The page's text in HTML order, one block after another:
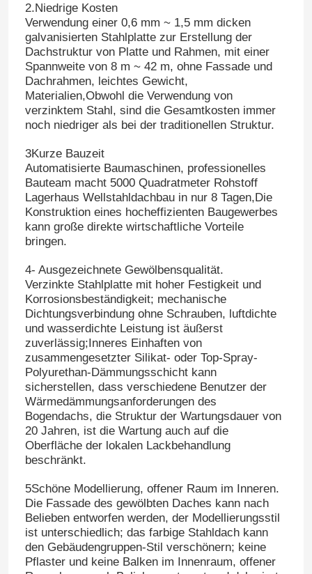
Zu Hause
Produkte
Über uns
2.Niedrige Kosten
Verwendung einer 0,6 mm ~ 1,5 mm dicken
galvanisierten Stahlplatte zur Erstellung der
Dachstruktur von Platte und Rahmen, mit einer
Spannweite von 8 m ~ 42 m, ohne Fassade und
Dachrahmen, leichtes Gewicht,
Materialien,Obwohl die Verwendung von
verzinktem Stahl, sind die Gesamtkosten immer
noch niedriger als bei der traditionellen Struktur.
3Kurze Bauzeit
Automatisierte Baumaschinen, professionelles
Bauteam macht 5000 Quadratmeter Rohstoff
Lagerhaus Wellstahldachbau in nur 8 Tagen,Die
Konstruktion eines hocheffizienten Baugewerbes
kann große direkte wirtschaftliche Vorteile
bringen.
4- Ausgezeichnete Gewölbensqualität.
Verzinkte Stahlplatte mit hoher Festigkeit und
Korrosionsbeständigkeit; mechanische
Dichtungsverbindung ohne Schrauben, luftdichte
und wasserdichte Leistung ist äußerst
zuverlässig;Inneres Einhaften von
zusammengesetzter Silikat- oder Top-Spray-
Polyurethan-Dämmungsschicht kann
sicherstellen, dass verschiedene Benutzer der
Wärmedämmungsanforderungen des
Bogendachs, die Struktur der Wartungsdauer von
20 Jahren, ist die Wartung auch auf die
Oberfläche der lokalen Lackbehandlung
beschränkt.
5Schöne Modellierung, offener Raum im Inneren.
Die Fassade des gewölbten Daches kann nach
Belieben entworfen werden, der Modellierungsstil
ist unterschiedlich; das farbige Stahldach kann
den Gebäudengruppen-Stil verschönern; keine
Pflaster und keine Balken im Innenraum, offener